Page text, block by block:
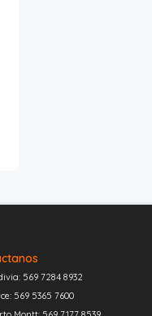
569 7284 8932
569 5365 7600